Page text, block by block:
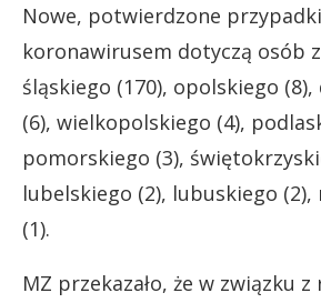
Nowe, potwierdzone
koronawirusem dotyczą osób
śląskiego (170), opolskiego
(6), wielkopolskiego (4),
pomorskiego (3),
lubelskiego (2), lubuskiego (2),
(1).
MZ przekazało, że w związku